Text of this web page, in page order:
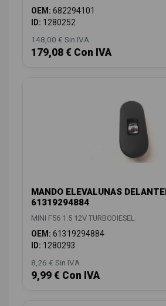
OEM: 682294101
ID: 1280252
148,00 € Sin IVA
179,08 € Con IVA
MANDO ELEVALUNAS
61319294884
MINI F56 1.5 12V TURBODIESEL
OEM: 61319294884
ID: 1280293
8,26 € Sin IVA
9,99 € Con IVA